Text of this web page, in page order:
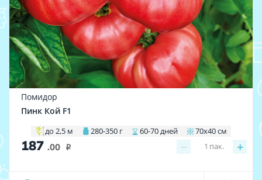
Помидор
Пинк Кой F1
до 2,5 м 280-350 г 60-70 дней 70х40 см
187 .00 i − +
1 пак.